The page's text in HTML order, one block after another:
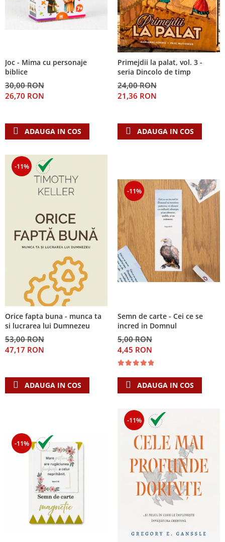
Joc - Mima cu personaje
biblice
30,00 RON
26,70 RON
ADAUGA IN COS
Primejdii la palat, vol. 3 -
seria Dincolo de timp
24,00 RON
21,36 RON
ADAUGA IN COS
-11%
Orice fapta buna - munca ta
si lucrarea lui Dumnezeu
53,00 RON
47,17 RON
ADAUGA IN COS
-11%
Semn de carte - Cei ce se
incred in Domnul
5,00 RON
4,45 RON
ADAUGA IN COS
-11%
-11%